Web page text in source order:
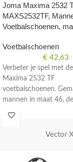
Joma Maxima 2532
MAXS2532TF,
Voetbalschoenen,
Voetbalschoenen
€ 42,63
Verbeter je spel met
Maxima 2532 TF
voetbalschoenen.
mannen in maat 46,
veld.
Vector